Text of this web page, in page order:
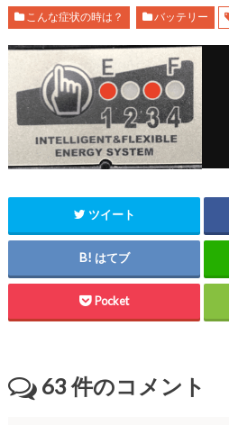
こんな症状の時は？ バッテリー
ツイート
はてブ
Pocket
63件のコメント